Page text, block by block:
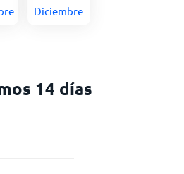
Diciembre
14 días